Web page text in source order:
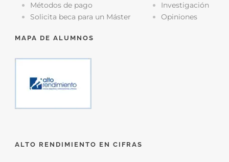
Métodos de pago
Solicita beca para un Máster
Investigación
Opiniones
MAPA DE ALUMNOS
ALTO RENDIMIENTO EN CIFRAS